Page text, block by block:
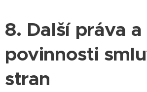
8. Další práva a
povinnosti
stran